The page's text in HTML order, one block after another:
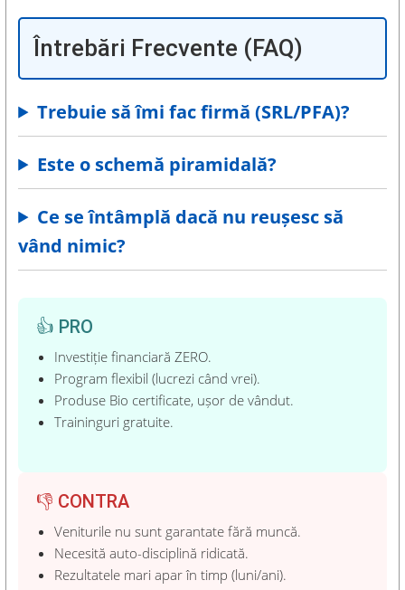
Întrebări Frecvente (FAQ)
Trebuie să îmi fac firmă (SRL/PFA)?
Este o schemă piramidală?
Ce se întâmplă dacă nu reușesc să
vând nimic?
👍 PRO
Investiție financiară ZERO.
Program flexibil (lucrezi când vrei).
Produse Bio certificate, ușor de vândut.
Traininguri gratuite.
👎 CONTRA
Veniturile nu sunt garantate fără muncă.
Necesită auto-disciplină ridicată.
Rezultatele mari apar în timp (luni/ani).